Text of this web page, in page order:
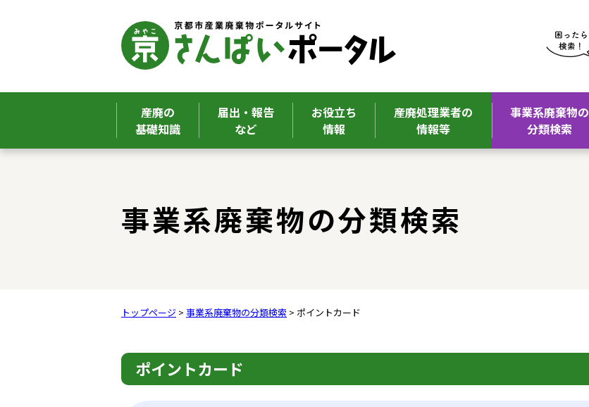
産廃の
基礎知識
届出・報告
など
お役立ち
情報
産廃処理業者の
情報等
事業系廃棄物の
分類検索
事業系廃棄物の分類検索
トップページ > 事業系廃棄物の分類検索 > ポイントカード
ポイントカード